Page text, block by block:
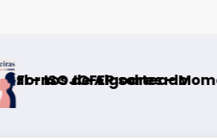
de reflexão “As
Guarda